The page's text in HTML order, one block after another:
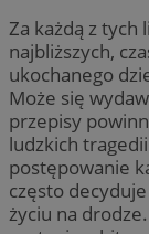
Za każdą z tych
najbliższych,
ukochanego
Może się
przepisy
ludzkich
postępowanie
często
życiu na